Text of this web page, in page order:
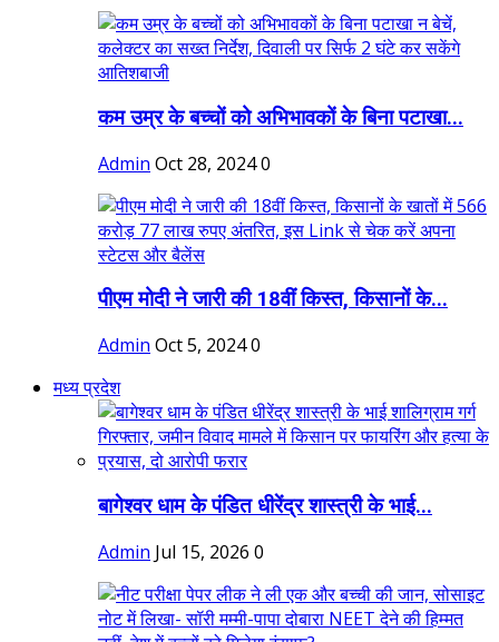
कम उम्र के बच्चों को अभिभावकों के बिना पटाखा...
Admin Oct 28, 20240
पीएम मोदी ने जारी की 18वीं किस्त, किसानों के...
Admin Oct 5, 20240
मध्य प्रदेश
बागेश्वर धाम के पंडित धीरेंद्र शास्त्री के भाई...
Admin Jul 15, 2026 0